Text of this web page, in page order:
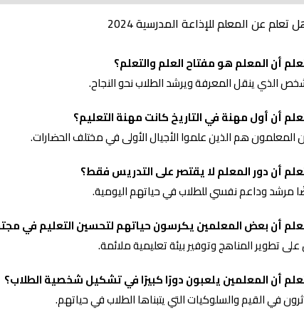
تعلم عن المعلم للإذاعة المدرسية 2024
أن المعلم هو مفتاح العلم والتعلم؟
الذي ينقل المعرفة ويرشد الطلاب نحو النجاح.
أن أول مهنة في التاريخ كانت مهنة التعليم؟
هم الذين علموا الأجيال الأولى في مختلف الحضارات.
أن دور المعلم لا يقتصر على التدريس فقط؟
مرشد وداعم نفسي للطلاب في حياتهم اليومية.
أن بعض المعلمين يكرسون حياتهم لتحسين التعليم في
تطوير المناهج وتوفير بيئة تعليمية ملائمة.
أن المعلمين يلعبون دورًا كبيرًا في تشكيل شخصية الطلاب؟
في القيم والسلوكيات التي يتبناها الطلاب في حياتهم.